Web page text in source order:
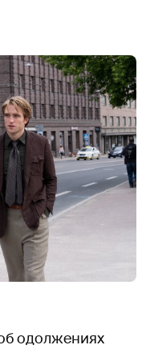
одолжениях